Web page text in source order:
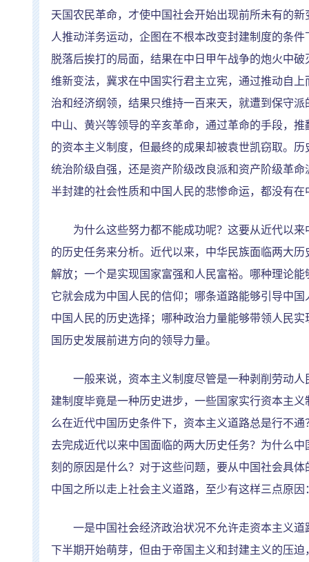
天国农民革命，才使中国社会开始出现前所未有的
人推动洋务运动，企图在不根本改变封建制度的条
脱落后挨打的局面，结果在中日甲午战争的炮火中
维新变法，冀求在中 国实行君主立宪，通过推动自
治和经济纲领，结果只维持一百来天，就遭到保守
中山、黄兴等领导的辛亥革命，通过革命的手段，
的资本主义制度，但最终的成果却被袁世凯窃取。
统治阶级自强，还是资产阶级改良派和资产阶级革
半封建的社会性质和中国人民的悲惨命运，都没有
为什么这些努力都不能成功呢？这要从近代以来
的历史任务来分析。近代以来，中华民族面临两大
解放；一个是实现国家富强和人民富裕。哪种理论
它就会成为中国人民的信仰；哪条道路能够引导中
中国人民的历史选择；哪种政治力量能够带领人民
国历史发展前进方向的领导力量。
一般来说，资本主义制度尽管是一种剥削劳动人
建制度毕竟是一种历史进步，一些国家实行资本主
么在近代中国历史条件下，资本主义道路总是行不
去完成近代以来中国面临的两大历史任务？为什么
刻的原因是什么？对于这些问题，要从中国社会具
中国之所以走上社会主义道路，至少有这样三点原因
一是中国社会经济政治状况不允许走资本主义道
下半期开始萌芽，但由于帝国主义和封建主义的压